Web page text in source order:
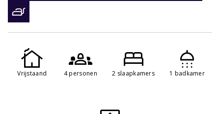
Vrijstaand 4 personen 2 slaapkamers 1 badkamer